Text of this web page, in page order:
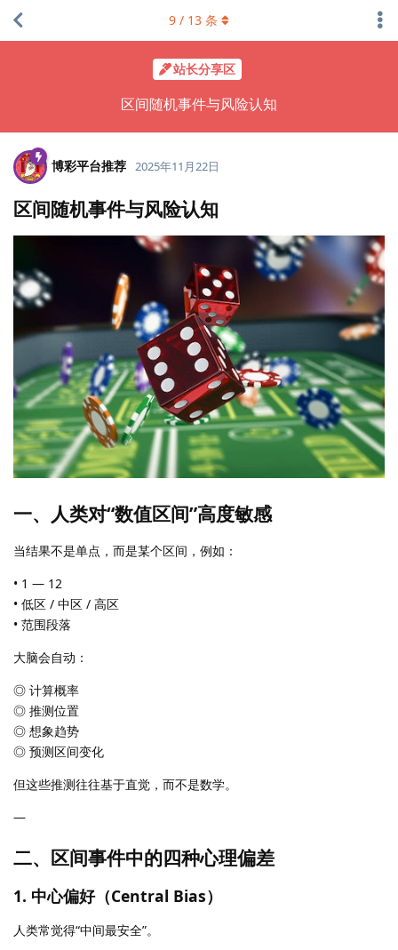
站长分享区
区间随机事件与风险认知
9 / 13 条
博彩平台推荐 2025年11月22日
区间随机事件与风险认知
一、人类对“数值区间”高度敏感
当结果不是单点，而是某个区间，例如：
• 1 — 12
• 低区 / 中区 / 高区
• 范围段落
大脑会自动：
◎ 计算概率
◎ 推测位置
◎ 想象趋势
◎ 预测区间变化
但这些推测往往基于直觉，而不是数学。
—
二、区间事件中的四种心理偏差
1. 中心偏好（Central Bias）
人类常觉得“中间最安全”。